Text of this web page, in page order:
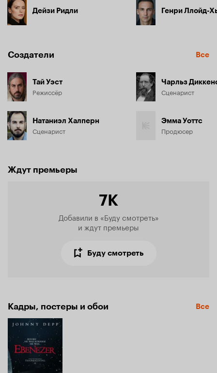
Дейзи Ридли Генри Ллойд-
Создатели Все
Тай Уэст
Режиссёр
Натаниэл Халперн
Сценарист
Чарльз
Сценарист
Эмма Уоттс
Продюсер
Ждут премьеры
7K
Добавили в «Буду смотреть»
и ждут премьеры
Буду смотреть
Кадры, постеры и обои Все